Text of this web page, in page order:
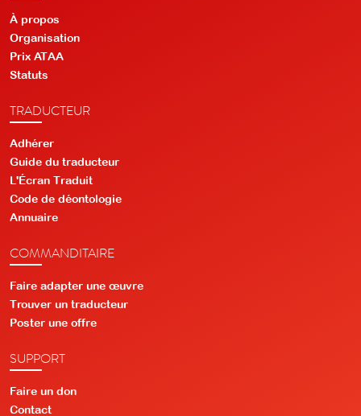
À propos
Organisation
Prix ATAA
Statuts
TRADUCTEUR
Adhérer
Guide du traducteur
L'Écran Traduit
Code de déontologie
Annuaire
COMMANDITAIRE
Faire adapter une œuvre
Trouver un traducteur
Poster une offre
SUPPORT
Faire un don
Contact